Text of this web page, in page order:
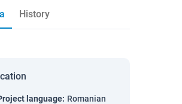
History
language: Romanian